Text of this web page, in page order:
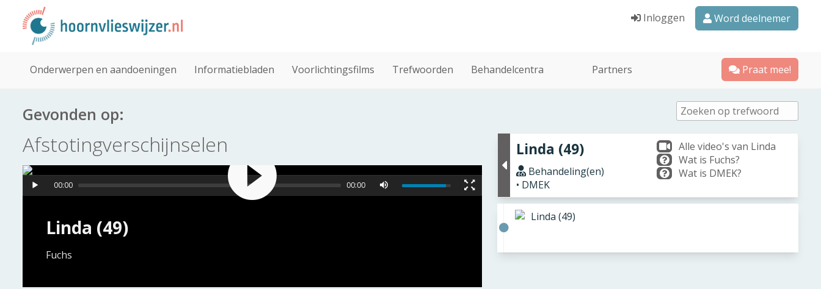
Inloggen Word deelnemer
Onderwerpen en aandoeningen Informatiebladen Voorlichtingsfilms Trefwoorden Behandelcentra Partners Praat mee!
Gevonden op:
Afstotingverschijnselen
Linda (49)
Fuchs
00:00 00:00
Linda (49)
Behandeling(en)
• DMEK
Alle video's van Linda
Wat is Fuchs?
Wat is DMEK?
Linda (49)